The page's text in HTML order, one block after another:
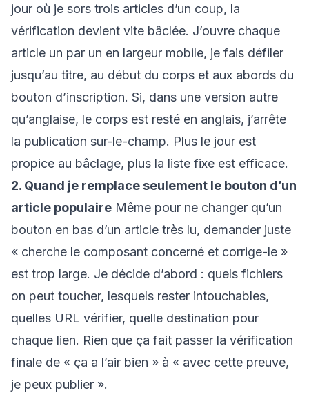
jour où je sors trois articles d’un coup, la
vérification devient vite bâclée. J’ouvre chaque
article un par un en largeur mobile, je fais défiler
jusqu’au titre, au début du corps et aux abords du
bouton d’inscription. Si, dans une version autre
qu’anglaise, le corps est resté en anglais, j’arrête
la publication sur-le-champ. Plus le jour est
propice au bâclage, plus la liste fixe est efficace.
2. Quand je remplace seulement le bouton d’un
article populaire Même pour ne changer qu’un
bouton en bas d’un article très lu, demander juste
« cherche le composant concerné et corrige-le »
est trop large. Je décide d’abord : quels fichiers
on peut toucher, lesquels rester intouchables,
quelles URL vérifier, quelle destination pour
chaque lien. Rien que ça fait passer la vérification
finale de « ça a l’air bien » à « avec cette preuve,
je peux publier ».